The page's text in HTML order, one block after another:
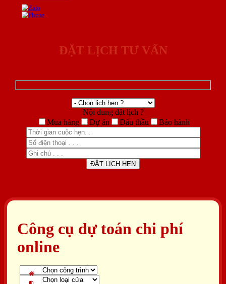
ĐẶT LỊCH TƯ VẤN
Nội dung đặt lịch ?
Mua hàng
Dự án Đấu thầu Bảo hành
Công cụ dự toán chi phí
online